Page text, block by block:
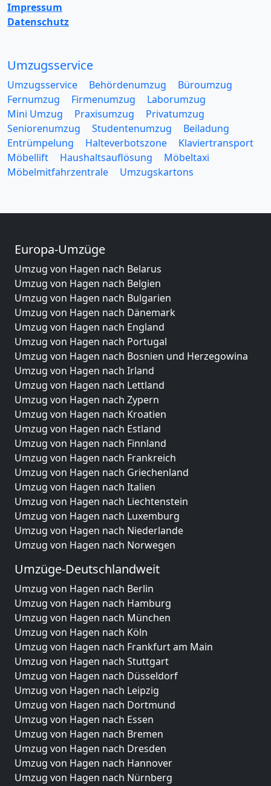
Impressum
Datenschutz
Umzugsservice
Umzugsservice Behördenumzug
Büroumzug
Fernumzug
Firmenumzug
Laborumzug
Mini Umzug
Praxisumzug
Privatumzug
Seniorenumzug
Studentenumzug
Beiladung
Entrümpelung
Halteverbotszone
Klaviertransport
Möbellift
Haushaltsauflösung
Möbeltaxi
Möbelmitfahrzentrale
Umzugskartons
Europa-Umzüge
Umzug von Hagen nach Belarus
Umzug von Hagen nach Belgien
Umzug von Hagen nach Bulgarien
Umzug von Hagen nach Dänemark
Umzug von Hagen nach England
Umzug von Hagen nach Portugal
Umzug von Hagen nach Bosnien und Herzegowina
Umzug von Hagen nach Irland
Umzug von Hagen nach Lettland
Umzug von Hagen nach Zypern
Umzug von Hagen nach Kroatien
Umzug von Hagen nach Estland
Umzug von Hagen nach Finnland
Umzug von Hagen nach Frankreich
Umzug von Hagen nach Griechenland
Umzug von Hagen nach Italien
Umzug von Hagen nach Liechtenstein
Umzug von Hagen nach Luxemburg
Umzug von Hagen nach Niederlande
Umzug von Hagen nach Norwegen
Umzüge-Deutschlandweit
Umzug von Hagen nach Berlin
Umzug von Hagen nach Hamburg
Umzug von Hagen nach München
Umzug von Hagen nach Köln
Umzug von Hagen nach Frankfurt am Main
Umzug von Hagen nach Stuttgart
Umzug von Hagen nach Düsseldorf
Umzug von Hagen nach Leipzig
Umzug von Hagen nach Dortmund
Umzug von Hagen nach Essen
Umzug von Hagen nach Bremen
Umzug von Hagen nach Dresden
Umzug von Hagen nach Hannover
Umzug von Hagen nach Nürnberg